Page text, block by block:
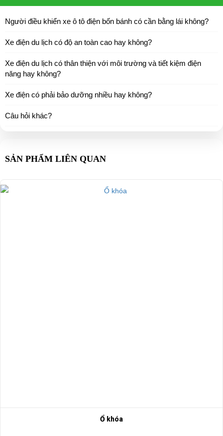
Người điều khiển xe ô tô điện bốn bánh có cần bằng lái không?
Xe điện du lịch có độ an toàn cao hay không?
Xe điện du lịch có thân thiện với môi trường và tiết kiệm điện
năng hay không?
Xe điện có phải bảo dưỡng nhiều hay không?
Câu hỏi khác?
SẢN PHẨM LIÊN QUAN
Ổ khóa